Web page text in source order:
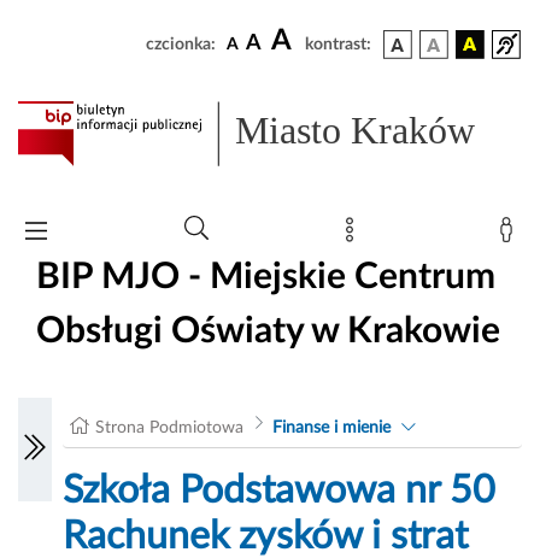
czcionka: A A A kontrast:
Miasto Kraków
BIP MJO - Miejskie Centrum
Obsługi Oświaty w Krakowie
Strona Podmiotowa Finanse i mienie
Szkoła Podstawowa nr 50
Rachunek zysków i strat